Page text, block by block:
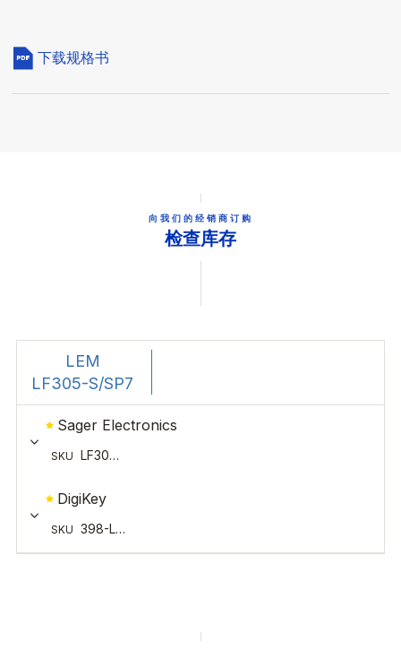
下载规格书
向我们的经销商订购
检查库存